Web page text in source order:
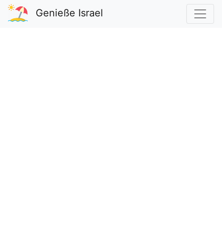
Genieße Israel